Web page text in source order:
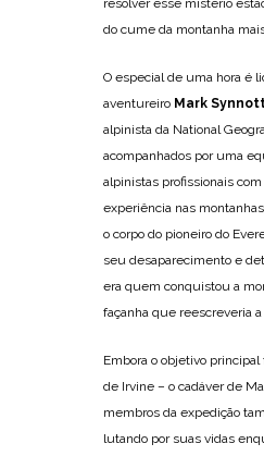
resolver esse mistério
do cume da montanha
O especial de uma hora é
aventureiro Mark
alpinista da National
acompanhados por uma
alpinistas profissionais
experiência nas
o corpo do pioneiro do
seu desaparecimento e
era quem conquistou a
façanha que reescreveria
Embora o objetivo
de Irvine – o cadáver de
membros da expedição
lutando por suas vidas